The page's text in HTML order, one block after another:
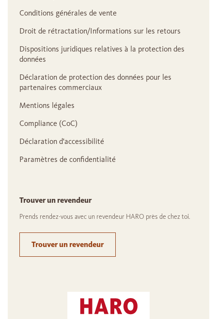
Conditions générales de vente
Droit de rétractation/Informations sur les retours
Dispositions juridiques relatives à la protection des
données
Déclaration de protection des données pour les
partenaires commerciaux
Mentions légales
Compliance (CoC)
Déclaration d'accessibilité
Paramètres de confidentialité
Trouver un revendeur
Prends rendez-vous avec un revendeur HARO près de chez toi.
Trouver un revendeur